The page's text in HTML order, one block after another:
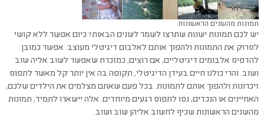
תמונות מהשנים הראשונות
יש לכם תמונות ישנות שתרצו לשמר לשנים הבאות? כיום אפשר ללא קושי
לסרוק את התמונות ולהפוך אותם לאלבום דיגיטלי מעוצב. אפשר כמובן
להדפיס אלבומים דיגיטליים, אם רוצים, כמזכרת שאפשר לשוב אליה שוב
ושוב. והרי כולנו חיים בעידן הדיגיטלי, תקופה בה אין יותר קל מאשר לתפוס
זיכרונות ולהפוך אותם לתמונות. בכל פעם שאתם מצלמים את הילדים שלכם,
האחיינים או הנכדים, נסו לתפוס רגעים מיוחדים. אלה יישארו לתמיד, תמונות
מהשנים הראשונות שכיף לחשוב אליהן שוב ושוב.